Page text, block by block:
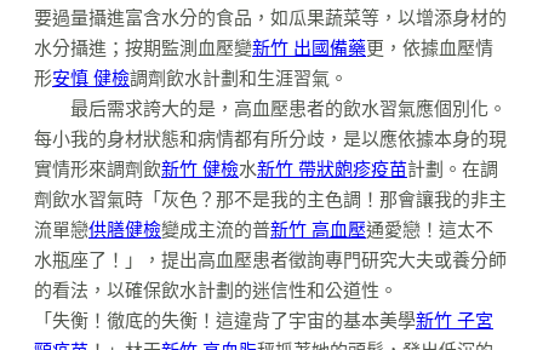
要過量攝進富含水分的食品，如瓜果蔬菜等，以增添身材的
水分攝進；按期監測血壓變新竹 出國備藥更，依據血壓情
形安慎 健檢調劑飲水計劃和生涯習氣。
最后需求誇大的是，高血壓患者的飲水習氣應個別化。
每小我的身材狀態和病情都有所分歧，是以應依據本身的現
實情形來調劑飲新竹 健檢水新竹 帶狀皰疹疫苗計劃。在調
劑飲水習氣時「灰色？那不是我的主色調！那會讓我的非主
流單戀供膳健檢變成主流的普新竹 高血壓通愛戀！這太不
水瓶座了！」，提出高血壓患者徵詢專門研究大夫或養分師
的看法，以確保飲水計劃的迷信性和公道性。
「失衡！徹底的失衡！這違背了宇宙的基本美學新竹 子宮